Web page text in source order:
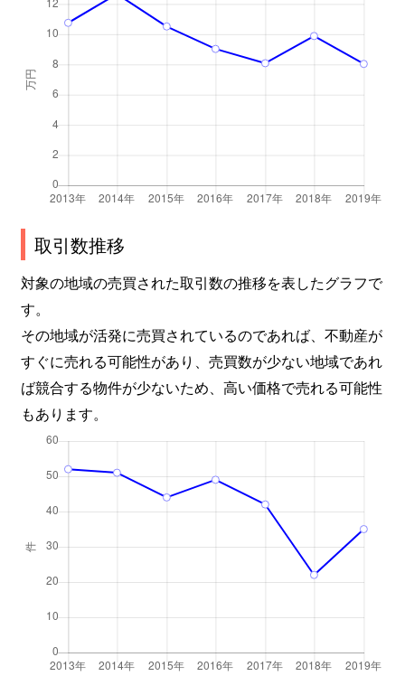
取引数推移
対象の地域の売買された取引数の推移を表したグラフで
す。
その地域が活発に売買されているのであれば、不動産が
すぐに売れる可能性があり、売買数が少ない地域であれ
ば競合する物件が少ないため、高い価格で売れる可能性
もあります。